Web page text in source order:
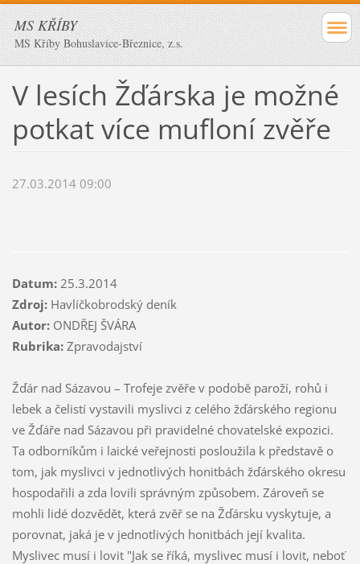
MS KŘÍBY
MS Kříby Bohuslavice-Březnice, z.s.
V lesích Žďárska je možné
potkat více mufloní zvěře
27.03.2014 09:00
Datum:25.3.2014
Zdroj:Havlíčkobrodský deník
Autor:ONDŘEJ ŠVÁRA
Rubrika:Zpravodajství
Žďár nad Sázavou – Trofeje zvěře v podobě paroží, rohů i
lebek a čelistí vystavili myslivci z celého žďárského regionu
ve Žďáře nad Sázavou při pravidelné chovatelské expozici.
Ta odborníkům i laické veřejnosti posloužila k představě o
tom, jak myslivci v jednotlivých honitbách žďárského okresu
hospodařili a zda lovili správným způsobem. Zároveň se
mohli lidé dozvědět, která zvěř se na Žďársku vyskytuje, a
porovnat, jaká je v jednotlivých honitbách její kvalita.
Myslivec musí i lovit "Jak se říká, myslivec musí i lovit, neboť